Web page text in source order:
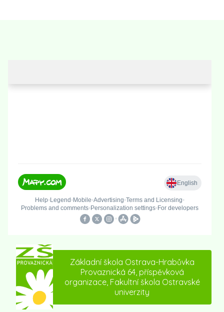
Základní škola Ostrava-Hrabůvka
Provaznická 64, příspěvková
organizace, Fakultní škola Ostravské
univerzity